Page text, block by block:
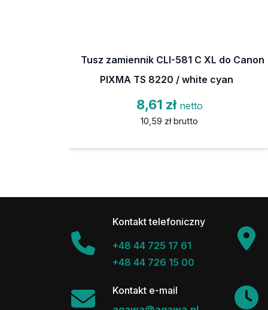
Tusz zamiennik CLI-581 C XL do Canon
PIXMA TS 8220 / white cyan
8,61 zł netto
10,59 zł brutto
Kontakt telefoniczny
+48 44 725 17 61
+48 44 726 15 00
Kontakt e-mail